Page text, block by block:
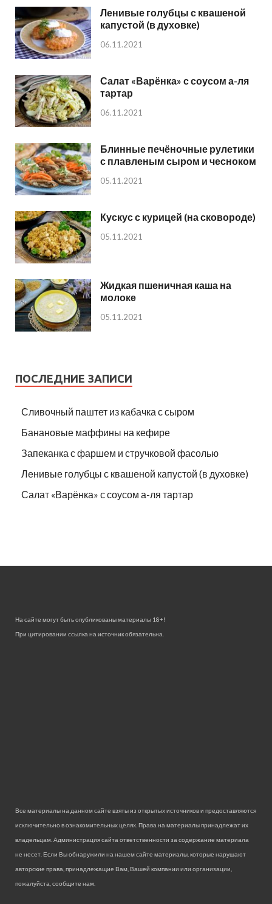
Ленивые голубцы с квашеной
капустой (в духовке)
06.11.2021
Салат «Варёнка» с соусом а-ля
тартар
06.11.2021
Блинные печёночные рулетики
с плавленым сыром и чесноком
05.11.2021
Кускус с курицей (на сковороде)
05.11.2021
Жидкая пшеничная каша на
молоке
05.11.2021
ПОСЛЕДНИЕ ЗАПИСИ
Сливочный паштет из кабачка с сыром
Банановые маффины на кефире
Запеканка с фаршем и стручковой фасолью
Ленивые голубцы с квашеной капустой (в духовке)
Салат «Варёнка» с соусом а-ля тартар
На сайте могут быть опубликованы материалы 18+!
При цитировании ссылка на источник обязательна.
Все материалы на данном сайте взяты из открытых источников и предоставляются
исключительно в ознакомительных целях. Права на материалы принадлежат их
владельцам. Администрация сайта ответственности за содержание материала
не несет. Если Вы обнаружили на нашем сайте материалы, которые нарушают
авторские права, принадлежащие Вам, Вашей компании или организации,
пожалуйста, сообщите нам.